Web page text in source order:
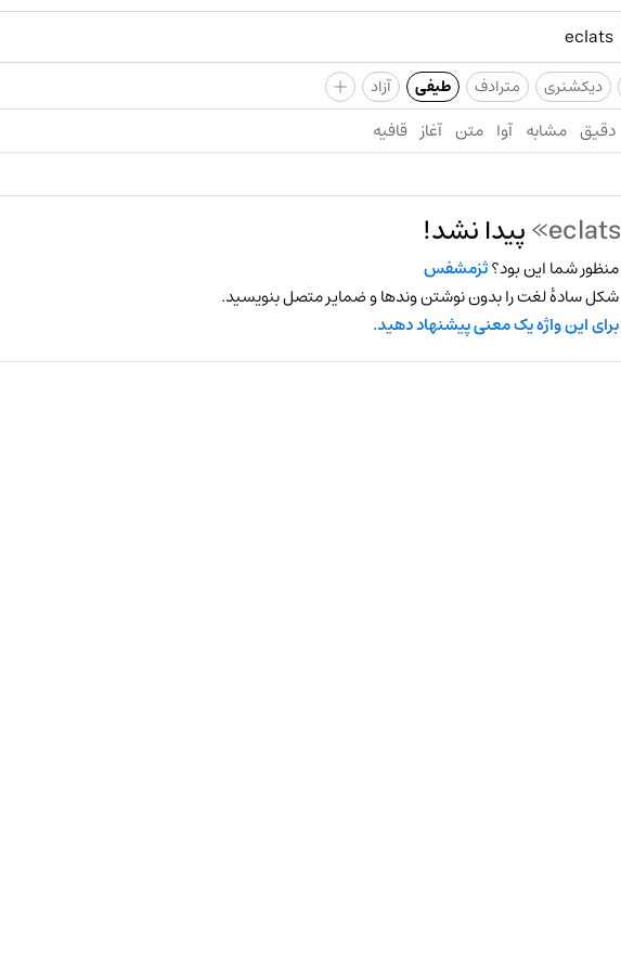
دیکشنری مترادف طیفی آزاد +
دقیق مشابه آوا متن آغاز قافیه
پیدا نشد!
منظور شما این بود؟ثزمشفس
شکل سادهٔ لغت را بدون نوشتن وندها و ضمایر متصل بنویسید.
برای این واژه یک معنی پیشنهاد دهید.